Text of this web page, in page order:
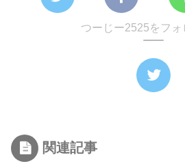
つーじー2525をフォ
関連記事